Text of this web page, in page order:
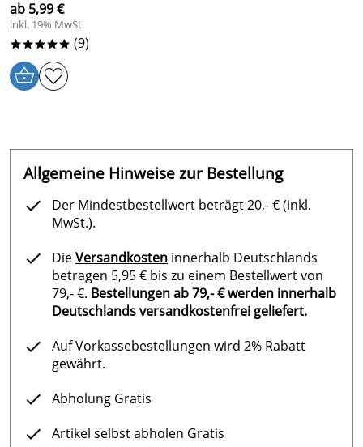
ab 5,99 €
inkl. 19% MwSt.
***** (9)
Allgemeine Hinweise zur Bestellung
Der Mindestbestellwert beträgt 20,- € (inkl.
MwSt.).
DieVersandkosten innerhalb Deutschlands
betragen 5,95 € bis zu einem Bestellwert von
79,- €. Bestellungen ab 79,- € werden innerhalb
Deutschlands versandkostenfrei geliefert.
Auf Vorkassebestellungen wird 2% Rabatt
gewährt.
Abholung Gratis
Artikel selbst abholen Gratis